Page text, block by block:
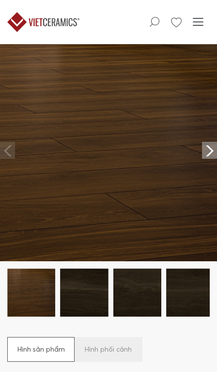
Hình sản phẩm Hình phối cảnh